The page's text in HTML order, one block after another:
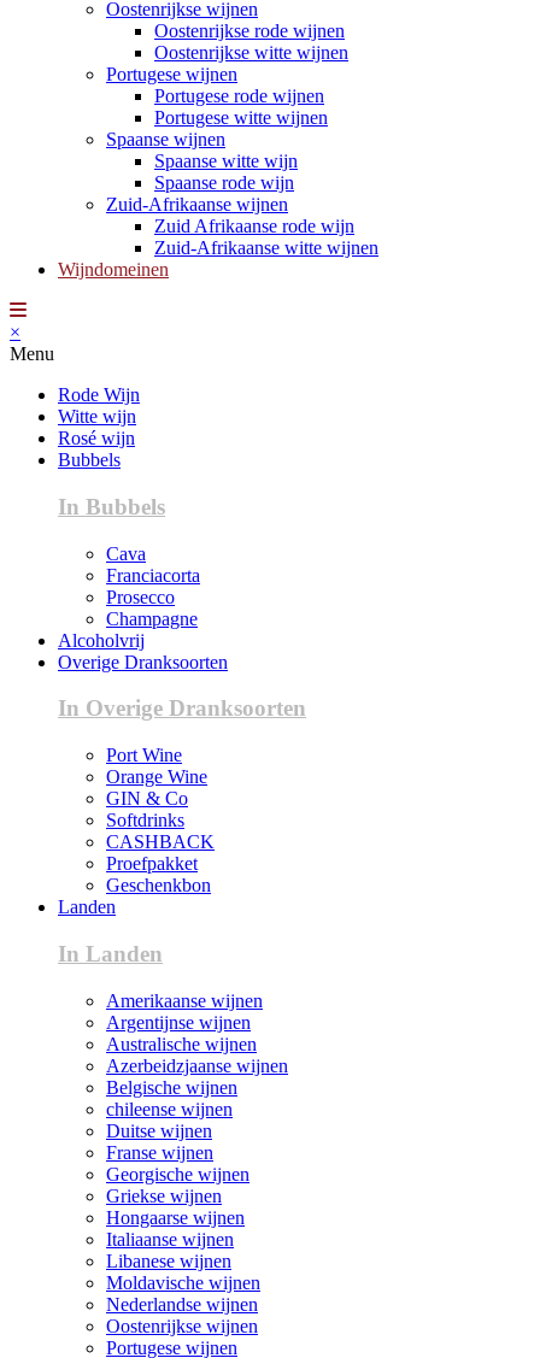
Oostenrijkse wijnen
Oostenrijkse rode wijnen
Oostenrijkse witte wijnen
Portugese wijnen
Portugese rode wijnen
Portugese witte wijnen
Spaanse wijnen
Spaanse witte wijn
Spaanse rode wijn
Zuid-Afrikaanse wijnen
Zuid Afrikaanse rode wijn
Zuid-Afrikaanse witte wijnen
Wijndomeinen
×
Menu
Rode Wijn
Witte wijn
Rosé wijn
Bubbels
In Bubbels
Cava
Franciacorta
Prosecco
Champagne
Alcoholvrij
Overige Dranksoorten
In Overige Dranksoorten
Port Wine
Orange Wine
GIN & Co
Softdrinks
CASHBACK
Proefpakket
Geschenkbon
Landen
In Landen
Amerikaanse wijnen
Argentijnse wijnen
Australische wijnen
Azerbeidzjaanse wijnen
Belgische wijnen
chileense wijnen
Duitse wijnen
Franse wijnen
Georgische wijnen
Griekse wijnen
Hongaarse wijnen
Italiaanse wijnen
Libanese wijnen
Moldavische wijnen
Nederlandse wijnen
Oostenrijkse wijnen
Portugese wijnen